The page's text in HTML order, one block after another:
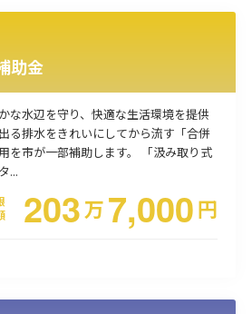
ーク
助金
な水辺を守り、快適な生活環境を提供
る排水をきれいにしてから流す「合併
を市が一部補助します。 「汲み取り式
...
203万7,000円